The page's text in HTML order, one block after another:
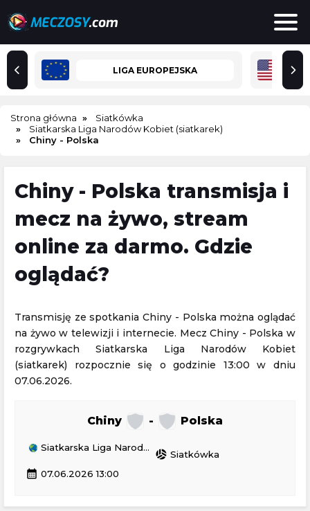
LIGA EUROPEJSKA
Strona główna
Siatkówka
Siatkarska Liga Narodów Kobiet (siatkarek)
Chiny - Polska
Chiny - Polska transmisja i
mecz na żywo, stream
online za darmo. Gdzie
oglądać?
Transmisję ze spotkania Chiny - Polska można oglądać
na żywo w telewizji i internecie. Mecz Chiny - Polska w
rozgrywkach Siatkarska Liga Narodów Kobiet
(siatkarek) rozpocznie się o godzinie 13:00 w dniu
07.06.2026.
Chiny - Polska
Siatkarska Liga Narodów Kobiet (siatkarek)
sports_volleyball Siatkówka
calendar_month 07.06.2026 13:00